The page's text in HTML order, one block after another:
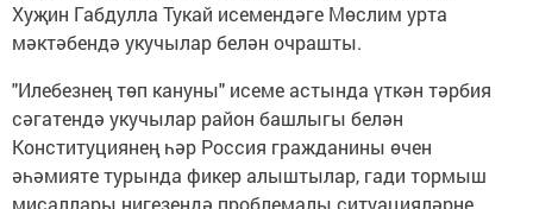
Хуҗин Габдулла Тукай исемендәге Мөслим урта
мәктәбендә укучылар белән очрашты.
"Илебезнең төп кануны" исеме астында үткән тәрбия
сәгатендә укучылар район башлыгы белән
Конституциянең һәр Россия гражданины өчен
әһәмияте турында фикер алыштылар, гади тормыш
мисаллары нигезендә проблемалы ситуацияләрне